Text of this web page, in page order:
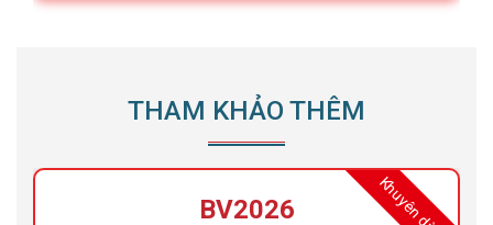
THAM KHẢO THÊM
BV2026